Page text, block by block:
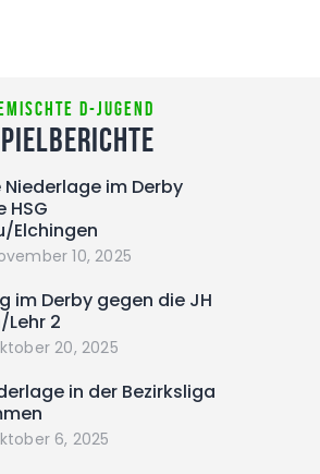
D-Jugend
im Derby
HSG
Elchingen
10, 2025
im Derby gegen die JH
2
20, 2025
in der Bezirksliga
6, 2025